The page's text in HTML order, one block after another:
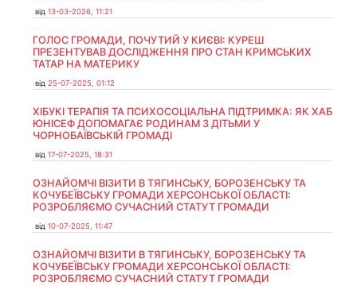
від 13-03-2026, 11:21
ГОЛОС ГРОМАДИ, ПОЧУТИЙ У КИЄВІ: КУРЕШ
ПРЕЗЕНТУВАВ ДОСЛІДЖЕННЯ ПРО СТАН КРИМСЬКИХ
ТАТАР НА МАТЕРИКУ
від 25-07-2025, 01:12
ХІБУКІ ТЕРАПІЯ ТА ПСИХОСОЦІАЛЬНА ПІДТРИМКА: ЯК ХАБ
ЮНІСЕФ ДОПОМАГАЄ РОДИНАМ З ДІТЬМИ У
ЧОРНОБАЇВСЬКІЙ ГРОМАДІ
від 17-07-2025, 18:31
ОЗНАЙОМЧІ ВІЗИТИ В ТЯГИНСЬКУ, БОРОЗЕНСЬКУ ТА
КОЧУБЕЇВСЬКУ ГРОМАДИ ХЕРСОНСЬКОЇ ОБЛАСТІ:
РОЗРОБЛЯЄМО СУЧАСНИЙ СТАТУТ ГРОМАДИ
від 10-07-2025, 11:47
ОЗНАЙОМЧІ ВІЗИТИ В ТЯГИНСЬКУ, БОРОЗЕНСЬКУ ТА
КОЧУБЕЇВСЬКУ ГРОМАДИ ХЕРСОНСЬКОЇ ОБЛАСТІ:
РОЗРОБЛЯЄМО СУЧАСНИЙ СТАТУТ ГРОМАДИ